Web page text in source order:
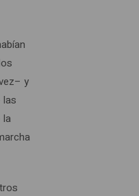
y
las
la